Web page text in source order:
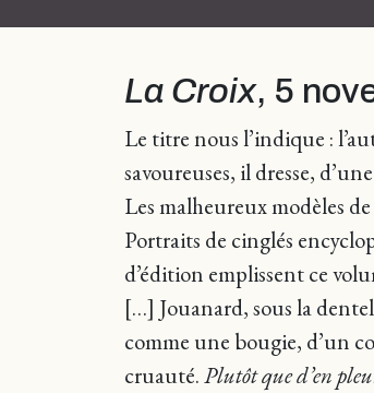
La Croix, 5
Le titre nous l’indique :
savoureuses, il dresse,
Les malheureux modèles
Portraits de cinglés
d’édition emplissent ce
[…] Jouanard, sous la
comme une bougie, d’un
cruauté.Plutôt que d’en